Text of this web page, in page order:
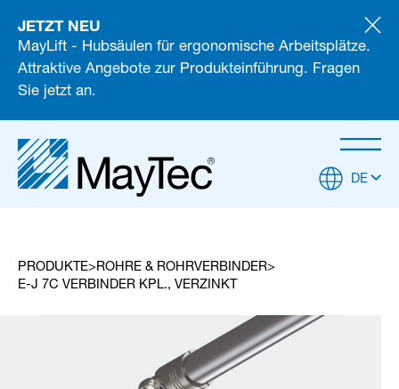
JETZT NEU
MayLift - Hubsäulen für ergonomische Arbeitsplätze.
Attraktive Angebote zur Produkteinführung. Fragen
Sie jetzt an.
DE
PRODUKTE
ROHRE & ROHRVERBINDER
E-J 7C VERBINDER KPL., VERZINKT